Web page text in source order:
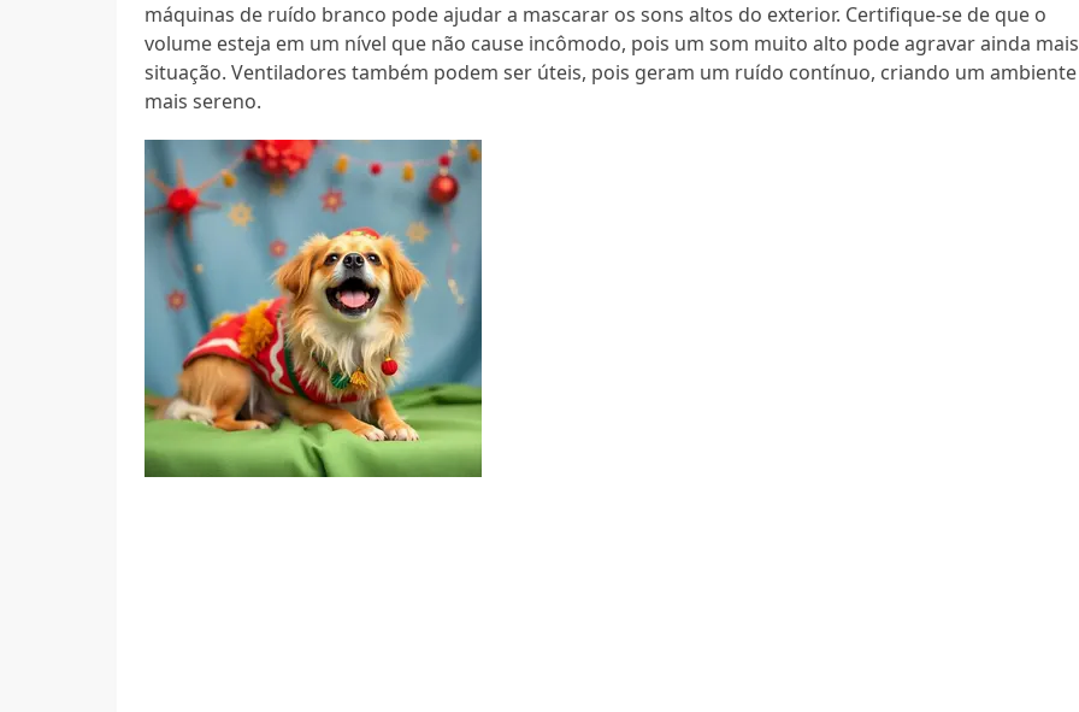
máquinas de ruído branco pode ajudar a mascarar os sons altos do exterior. Certifique-se de que o
volume esteja em um nível que não cause incômodo, pois um som muito alto pode agravar ainda
situação. Ventiladores também podem ser úteis, pois geram um ruído contínuo, criando um ambiente
mais sereno.